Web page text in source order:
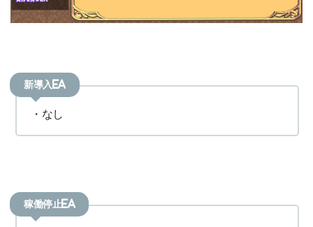
新導入EA
・なし
稼働停止EA